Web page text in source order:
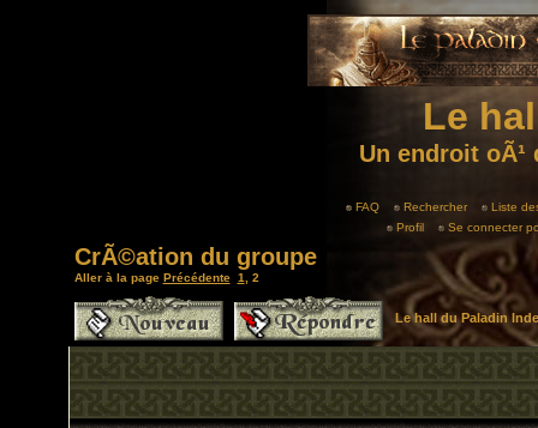
Le
Un endroit
FAQ Rechercher
Liste
Profil
Se connecter
CrÃ©ation du groupe
Aller à la page Précédente 1 2
Le hall du Paladin